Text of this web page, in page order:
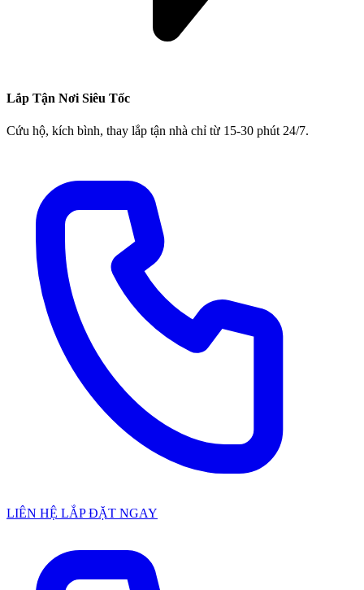
Lắp Tận Nơi Siêu Tốc
Cứu hộ, kích bình, thay lắp tận nhà chỉ từ 15-30 phút 24/7.
LIÊN HỆ LẮP ĐẶT NGAY